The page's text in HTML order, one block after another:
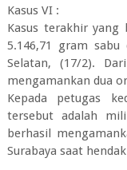
Kasus VI :
Kasus terakhir yang
5.146,71 gram
Selatan, (17/2).
mengamankan dua
Kepada petugas
tersebut adalah
berhasil
Surabaya saat